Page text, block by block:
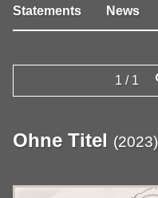
Statements News
1 / 1
Ohne Titel (2023)